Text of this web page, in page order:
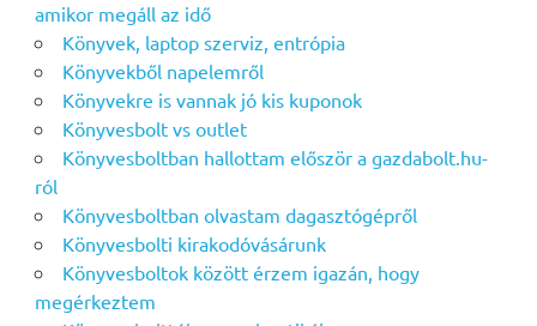
amikor megáll az idő
Könyvek, laptop szerviz, entrópia
Könyvekből napelemről
Könyvekre is vannak jó kis kuponok
Könyvesbolt vs outlet
Könyvesboltban hallottam először a gazdabolt.hu-
ról
Könyvesboltban olvastam dagasztógépről
Könyvesbolti kirakodóvásárunk
Könyvesboltok között érzem igazán, hogy
megérkeztem